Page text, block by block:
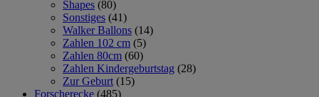
Shapes (80)
Sonstiges (41)
Walker Ballons (14)
Zahlen 102 cm (5)
Zahlen 80cm (60)
Zahlen Kindergeburtstag (28)
Zur Geburt (15)
Forscherecke (485)